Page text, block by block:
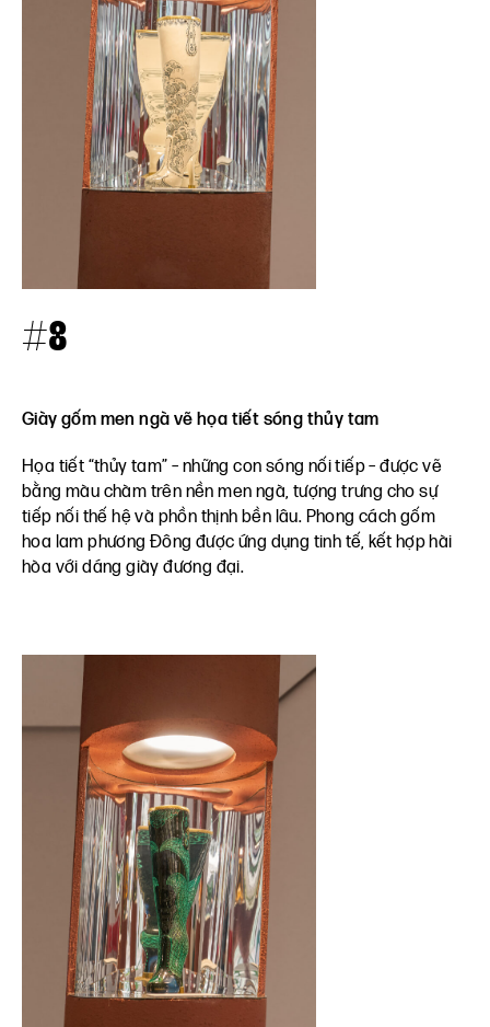
#8
Giày gốm men ngà vẽ họa tiết sóng thủy tam
Họa tiết “thủy tam” – những con sóng nối tiếp – được vẽ
bằng màu chàm trên nền men ngà, tượng trưng cho sự
tiếp nối thế hệ và phồn thịnh bền lâu. Phong cách gốm
hoa lam phương Đông được ứng dụng tinh tế, kết hợp hài
hòa với dáng giày đương đại.